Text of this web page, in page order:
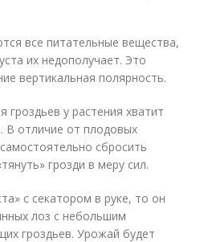
все питательные вещества,
их недополучает. Это
вертикальная полярность.
у растения хватит
В отличие от плодовых
сбросить
грозди в меру сил.
с секатором в руке, то он
лоз с небольшим
гроздьев. Урожай будет